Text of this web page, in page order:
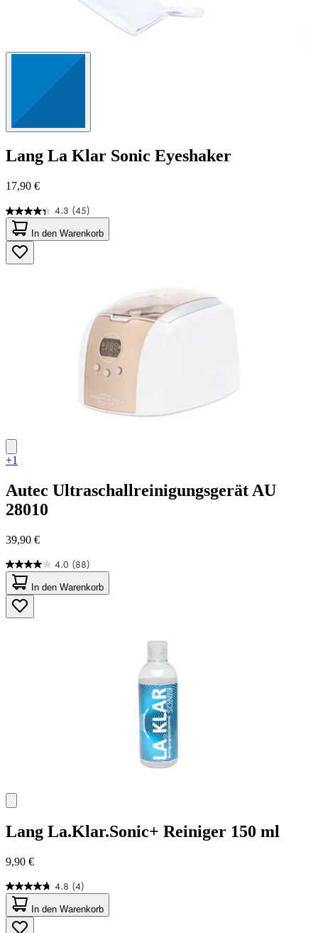
Lang La Klar Sonic Eyeshaker
17,90 €
4.3 (45)
4.3
von
5
Sternen.
45
In den Warenkorb
+1
Autec Ultraschallreinigungsgerät AU
28010
39,90 €
4.0 (88)
4.0
von
5
Sternen.
88
In den Warenkorb
Lang La.Klar.Sonic+ Reiniger 150 ml
9,90 €
4.8 (4)
4.8
von
5
Sternen.
In den Warenkorb